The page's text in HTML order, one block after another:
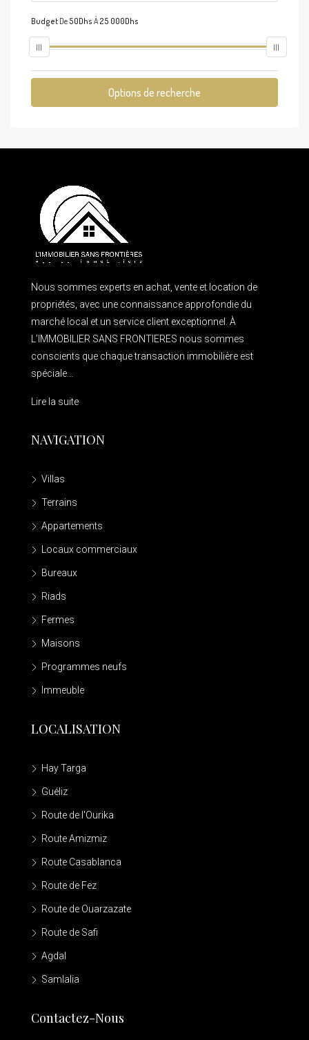
Budget De 50Dhs À 25 000Dhs
Options de recherche
Nous sommes experts en achat, vente et location de
propriétés, avec une connaissance approfondie du
marché local et un service client exceptionnel. À
L’IMMOBILIER SANS FRONTIERES nous sommes
conscients que chaque transaction immobilière est
spéciale...
Lire la suite
NAVIGATION
Villas
Terrains
Appartements
Locaux commerciaux
Bureaux
Riads
Fermes
Maisons
Programmes neufs
Immeuble
LOCALISATION
Hay Targa
Guéliz
Route de l'Ourika
Route Amizmiz
Route Casablanca
Route de Fez
Route de Ouarzazate
Route de Safi
Agdal
Samlalia
Contactez-Nous